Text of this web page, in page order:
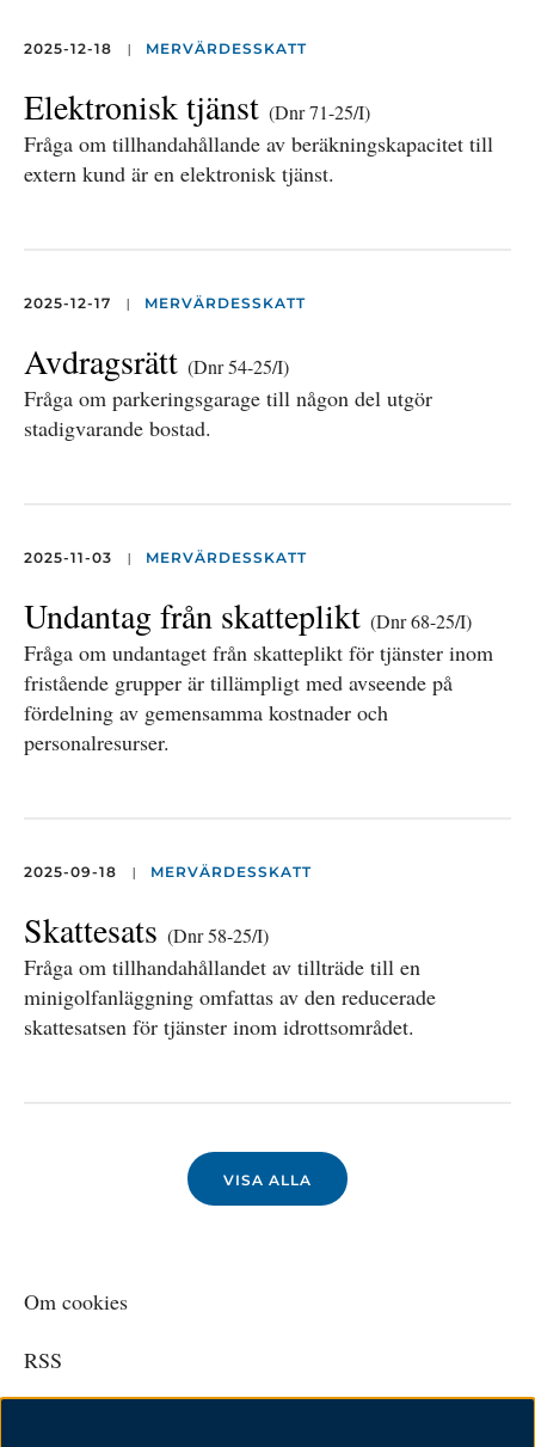
2025-12-18 | MERVÄRDESSKATT
Elektronisk tjänst (Dnr 71-25/I)
Fråga om tillhandahållande av beräkningskapacitet till
extern kund är en elektronisk tjänst.
2025-12-17 | MERVÄRDESSKATT
Avdragsrätt (Dnr 54-25/I)
Fråga om parkeringsgarage till någon del utgör
stadigvarande bostad.
2025-11-03 | MERVÄRDESSKATT
Undantag från skatteplikt (Dnr 68-25/I)
Fråga om undantaget från skatteplikt för tjänster inom
fristående grupper är tillämpligt med avseende på
fördelning av gemensamma kostnader och
personalresurser.
2025-09-18 | MERVÄRDESSKATT
Skattesats (Dnr 58-25/I)
Fråga om tillhandahållandet av tillträde till en
minigolfanläggning omfattas av den reducerade
skattesatsen för tjänster inom idrottsområdet.
VISA ALLA
Om cookies
RSS